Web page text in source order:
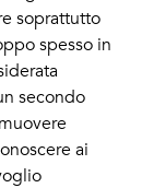
soprattutto
spesso in
secondo
ai